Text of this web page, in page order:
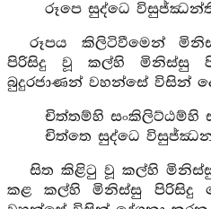
රූපෙ සුද්ධෙ විසුජ්ඣන්ති
රූපය කිලිටිවීමෙන්
පිරිසිදු වූ කල්හි මිනිස්සු
බුදුරජාණන් වහන්සේ විසින්
චිත්තම්හි සංකිලිට්ඨම්හි
චිත්තෙ සුද්ධෙ
සිත කිළිටු වූ කල්හි
කළ කල්හි මිනිස්සු පිරිසිදු